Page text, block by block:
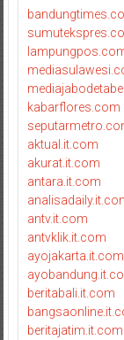
kabarflores.com
aktual.it.com
akurat.it.com
antara.it.com
antv.it.com
antvklik.it.com
ayojakarta.it.com
beritabali.it.com
beritajatim.it.com